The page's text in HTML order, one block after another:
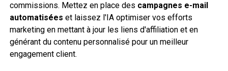
commissions. Mettez en place des campagnes e-mail
automatisées et laissez l'IA optimiser vos efforts
marketing en mettant à jour les liens d'affiliation et en
générant du contenu personnalisé pour un meilleur
engagement client.